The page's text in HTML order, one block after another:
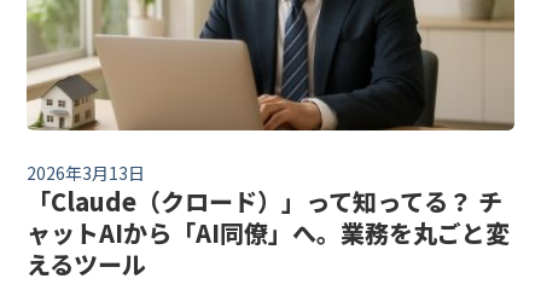
2026年3月13日
「Claude（クロード）」って知ってる？ チ
ャットAIから「AI同僚」へ。業務を丸ごと変
えるツール